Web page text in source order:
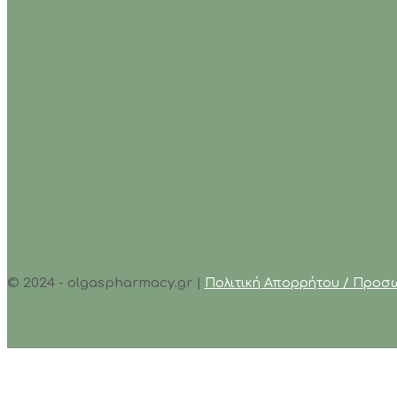
© 2024 - olgaspharmacy.gr | Πολιτική Απορρήτου /